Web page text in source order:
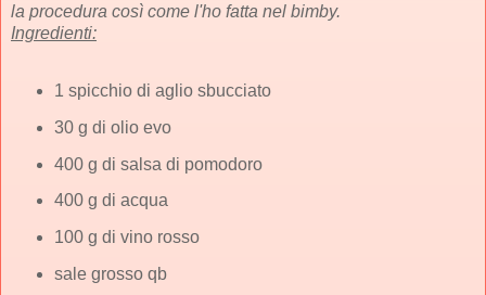
la procedura così come l'ho fatta nel bimby.
Ingredienti:
1 spicchio di aglio sbucciato
30 g di olio evo
400 g di salsa di pomodoro
400 g di acqua
100 g di vino rosso
sale grosso qb